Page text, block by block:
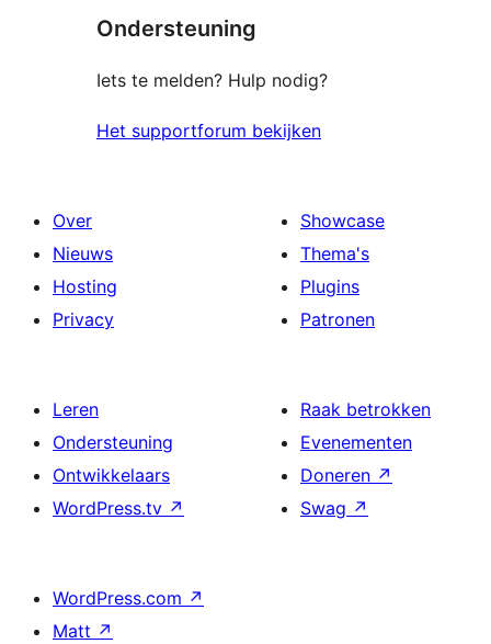
Ondersteuning
Iets te melden? Hulp nodig?
Het supportforum bekijken
Over
Nieuws
Hosting
Privacy
Showcase
Thema's
Plugins
Patronen
Leren
Ondersteuning
Ontwikkelaars
WordPress.tv ↗
Raak betrokken
Evenementen
Doneren ↗
Swag ↗
WordPress.com ↗
Matt ↗